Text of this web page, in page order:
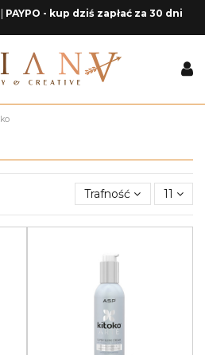
PAYPO - kup dziś zapłać za 30 dni
Trafność 11